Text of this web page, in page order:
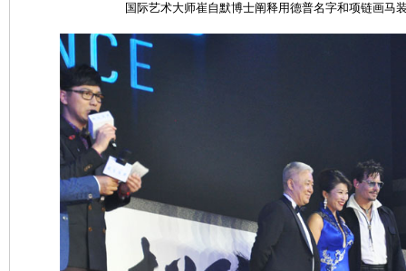
国际艺术大师崔自默博士阐释用德普名字和项链画马